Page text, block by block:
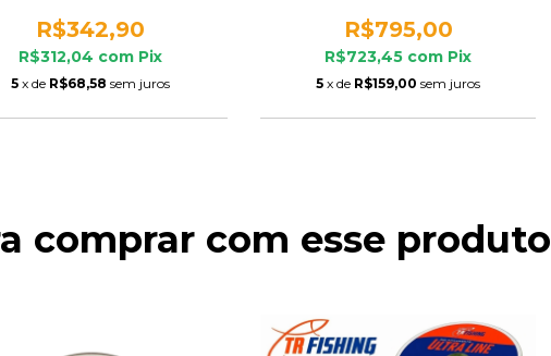
R$342,90
R$312,04 com Pix
5 x de R$68,58 sem juros
R$795,00
R$723,45 com Pix
5 x de R$159,00 sem juros
comprar com esse produto